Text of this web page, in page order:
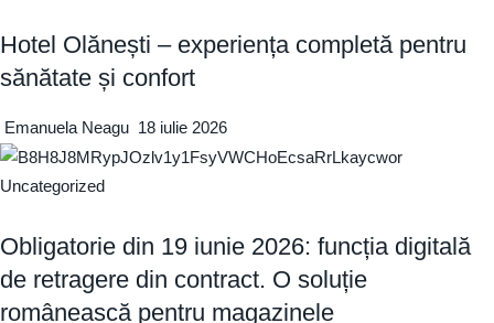
Hotel Olănești – experiența completă pentru
sănătate și confort
Emanuela Neagu 18 iulie 2026
Uncategorized
Obligatorie din 19 iunie 2026: funcția digitală
de retragere din contract. O soluție
românească pentru magazinele